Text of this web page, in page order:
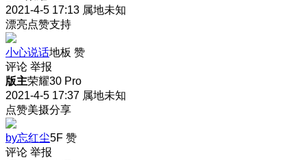
2021-4-5 17:13 属地未知
漂亮点赞支持
小心说话地板 赞
评论 举报
版主荣耀30 Pro
2021-4-5 17:37 属地未知
点赞美摄分享
by忘红尘5F 赞
评论 举报